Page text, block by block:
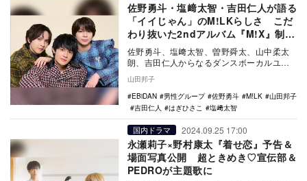
佐野勇斗・塩﨑太智・吉田仁人が語る
「イイじゃん」のM!LKらしさ こだ
わり抜いた2ndアルバム『M!X』制作
の裏側も
佐野勇斗、塩﨑太智、曽野舜太、山中柔太
朗、吉田仁人からなるダンスボーカルユニ
ビ、ラジオな…
山田邦子
EBiDAN
男性グループ 佐野勇斗 M!LK
山田邦子
吉田仁人
はぎひさこ 塩﨑太智
国内ドラマ 2024.09.25 17:00
永瀬莉子×野村康太『着せ恋』予告＆
場面写真公開 超ときめき♡宣伝部＆
PEDROが主題歌に